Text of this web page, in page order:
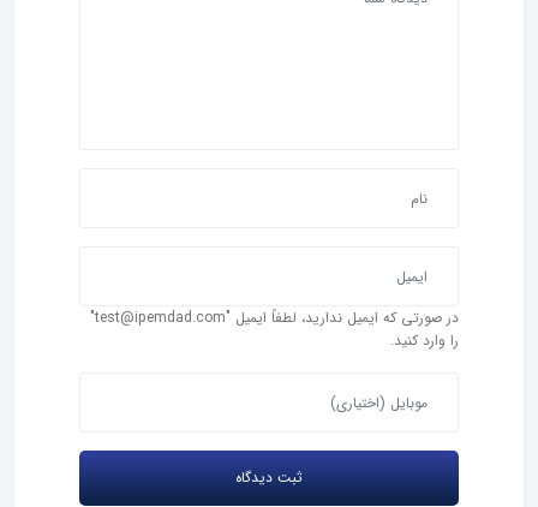
در صورتی که ایمیل ندارید، لطفاً ایمیل "test@ipemdad.com"
را وارد کنید.